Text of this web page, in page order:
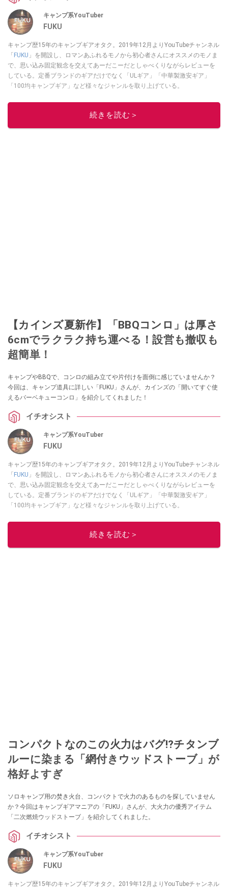
キャンプ系YouTuber
FUKU
キャンプ歴15年のキャンプギアオタク。2019年12月よりYouTubeチャンネル
「FUKU 」を開設し、ロマンあふれるモノから初心者さんにオススメのモノま
で、思い込み固定観念を交えてあーだこーだとしゃべくりながらレビューを
している。定番ブランドのギアだけでなく「ULギア」「中華製激安ギア」
「100均キャンプギア」など様々なジャンルを取り上げている。
このイチオシストの他の記事を読む
続きを読む＞
【カインズ夏新作】「BBQコンロ」は厚さ
6cmでラクラク持ち運べる！設営も撤収も
超簡単！
キャンプやBBQで、コンロの組み立てや片付けを面倒に感じていませんか？
今回は、キャンプ道具に詳しい「FUKU」さんが、カインズの「開いてすぐ使
えるバーベキューコンロ」を紹介してくれました！
イチオシスト
キャンプ系YouTuber
FUKU
キャンプ歴15年のキャンプギアオタク。2019年12月よりYouTubeチャンネル
「FUKU 」を開設し、ロマンあふれるモノから初心者さんにオススメのモノま
で、思い込み固定観念を交えてあーだこーだとしゃべくりながらレビューを
している。定番ブランドのギアだけでなく「ULギア」「中華製激安ギア」
「100均キャンプギア」など様々なジャンルを取り上げている。
このイチオシストの他の記事を読む
続きを読む＞
コンパクトなのこの火力はバグ⁉チタンブ
ルーに染まる「網付きウッドストーブ」が
格好よすぎ
ソロキャンプ用の焚き火台、コンパクトで火力のあるものを探していません
か？今回はキャンプギアマニアの「FUKU」さんが、大火力の優秀アイテム
「二次燃焼ウッドストーブ」を紹介してくれました。
イチオシスト
キャンプ系YouTuber
FUKU
キャンプ歴15年のキャンプギアオタク。2019年12月よりYouTubeチャンネル